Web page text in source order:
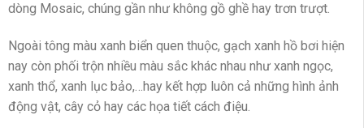
dòng Mosaic, chúng gần như không gồ ghề hay trơn trượt.
Ngoài tông màu xanh biển quen thuộc, gạch xanh hồ bơi hiện
nay còn phối trộn nhiều màu sắc khác nhau như xanh ngọc,
xanh thổ, xanh lục bảo,…hay kết hợp luôn cả những hình ảnh
động vật, cây cỏ hay các họa tiết cách điệu.